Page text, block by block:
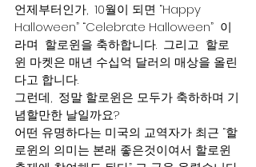
언제부터인가,  10월이 되면 “Happy
Halloween” “Celebrate Halloween”  이
라며  할로윈을 축하합니다.  그리고  할로
윈 마켓은 매년 수십억 달러의 매상을 올린
다고 합니다.
그런데,  정말 할로윈은 모두가 축하하며 기
념할만한 날일까요?
어떤 유명하다는 미국의 교역자가 최근 “할
로윈의 의미는 본래 좋은것이여서 할로윈